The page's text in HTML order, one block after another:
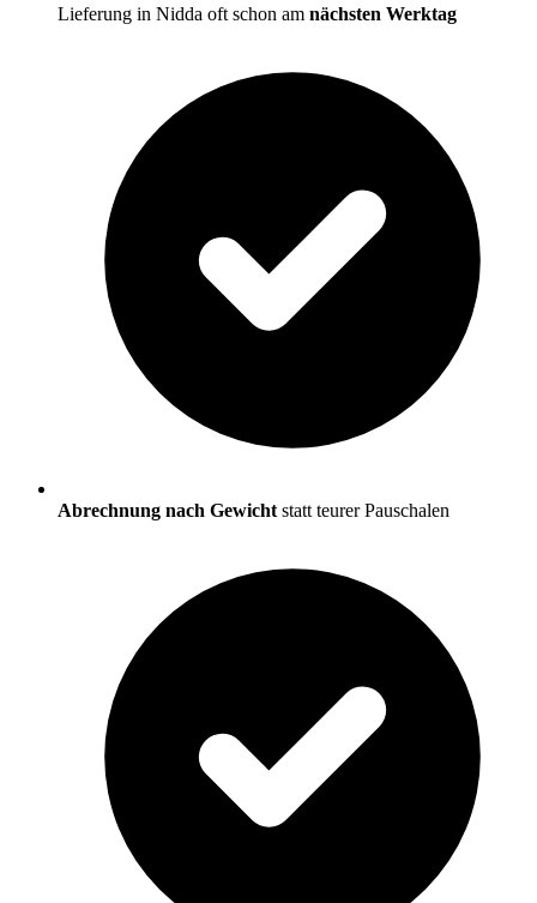
Lieferung in Nidda oft schon am nächsten Werktag
Abrechnung nach Gewicht statt teurer Pauschalen